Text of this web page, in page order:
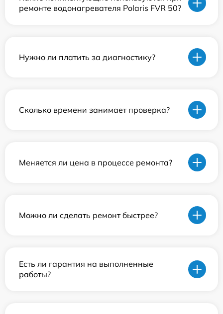
ремонте водонагревателя Polaris FVR 50?
Нужно ли платить за диагностику?
Сколько времени занимает проверка?
Меняется ли цена в процессе ремонта?
Можно ли сделать ремонт быстрее?
Есть ли гарантия на выполненные
работы?